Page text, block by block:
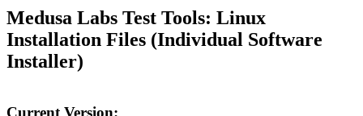
Medusa Labs Test Tools: Linux
Installation Files (Individual Software
Installer)
Current Version: